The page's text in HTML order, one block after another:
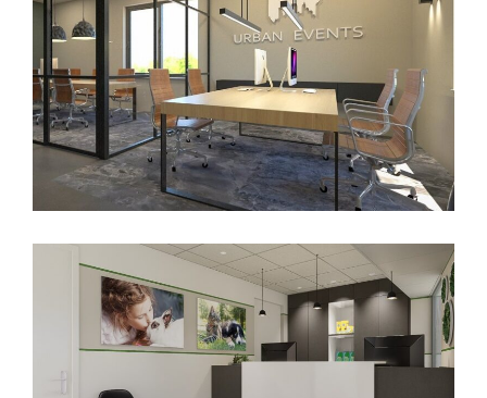
MUMMIEPLANTEN
DIENSTEN
PORTFOLIO
CONTACT